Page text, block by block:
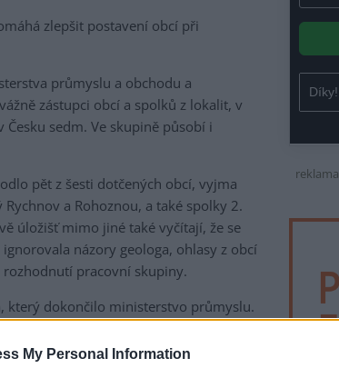
My Personal Information
zlepšit postavení obcí při
průmyslu a obchodu a
zástupci obcí a spolků z lokalit, v
sedm. Ve skupině působí i
pět z šesti dotčených obcí, vyjma
a Rohoznou, a také spolky 2.
úložišť mimo jiné také vyčítají, že se
názory geologa, ohlasy z obcí
pracovní skupiny.
který dokončilo ministerstvo průmyslu.
při výběru lokality pro úložiště.
dotčených obcí, nikoli SÚRAO. "To
obcí," uvedl.
reklama